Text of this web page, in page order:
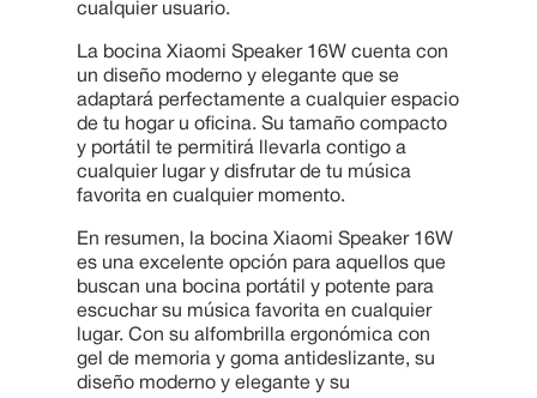
cualquier usuario.
La bocina Xiaomi Speaker 16W cuenta con
un diseño moderno y elegante que se
adaptará perfectamente a cualquier espacio
de tu hogar u oficina. Su tamaño compacto
y portátil te permitirá llevarla contigo a
cualquier lugar y disfrutar de tu música
favorita en cualquier momento.
En resumen, la bocina Xiaomi Speaker 16W
es una excelente opción para aquellos que
buscan una bocina portátil y potente para
escuchar su música favorita en cualquier
lugar. Con su alfombrilla ergonómica con
gel de memoria y goma antideslizante, su
diseño moderno y elegante y su